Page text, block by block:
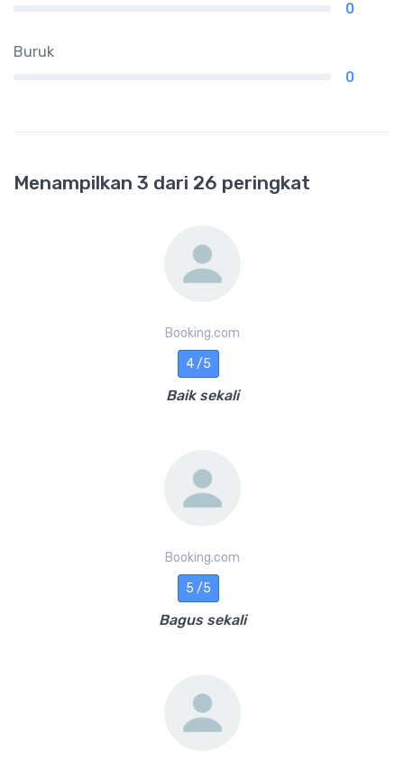
0
Buruk
0
Menampilkan 3 dari 26 peringkat
Booking.com
4 /5
Baik sekali
Booking.com
5 /5
Bagus sekali